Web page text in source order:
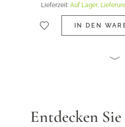
Lieferzeit: Auf Lager,
IN DEN
Entdecken